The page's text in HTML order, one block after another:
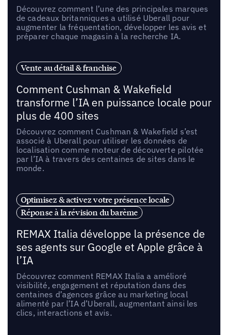
Découvrez comment l’une des principales marques
de cadeaux britanniques a utilisé Uberall pour
augmenter la fréquentation, développer les avis et
préparer chaque magasin à la recherche IA.
Vente au détail & franchise
Comment Cushman & Wakefield
transforme l’IA en puissance locale pour
plus de 400 sites
Découvrez comment Cushman & Wakefield s’est
associé à Uberall pour utiliser les données de
localisation comme moteur de découverte pilotée
par l’IA à travers des centaines de sites dans le
monde.
Optimisez & activez votre présence locale
Réponse à la révision du barème
REMAX Italia développe la présence de
ses agents sur Google et Apple grâce à
l’IA
Découvrez comment REMAX Italia a amélioré
visibilité, engagement et réputation dans des
centaines d’agences grâce au marketing local
alimenté par l’IA d’Uberall, augmentant ainsi les
clics, interactions et avis.